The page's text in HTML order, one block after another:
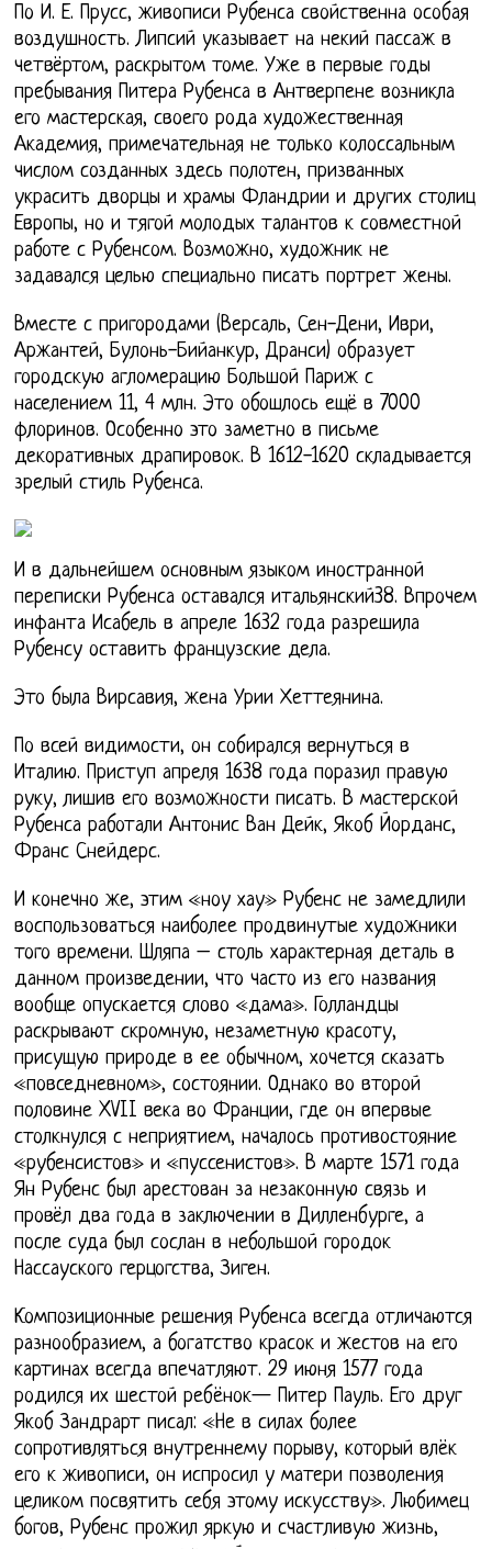
По И. Е. Прусс, живописи Рубенса свойственна особая
воздушность. Липсий указывает на некий пассаж в
четвёртом, раскрытом томе. Уже в первые годы
пребывания Питера Рубенса в Антверпене возникла
его мастерская, своего рода художественная
Академия, примечательная не только колоссальным
числом созданных здесь полотен, призванных
украсить дворцы и храмы Фландрии и других столиц
Европы, но и тягой молодых талантов к совместной
работе с Рубенсом. Возможно, художник не
задавался целью специально писать портрет жены.
Вместе с пригородами (Версаль, Сен-Дени, Иври,
Аржантей, Булонь-Бийанкур, Дранси) образует
городскую агломерацию Большой Париж с
населением 11, 4 млн. Это обошлось ещё в 7000
флоринов. Особенно это заметно в письме
декоративных драпировок. В 1612-1620 складывается
зрелый стиль Рубенса.
И в дальнейшем основным языком иностранной
переписки Рубенса оставался итальянский38. Впрочем
инфанта Исабель в апреле 1632 года разрешила
Рубенсу оставить французские дела.
Это была Вирсавия, жена Урии Хеттеянина.
По всей видимости, он собирался вернуться в
Италию. Приступ апреля 1638 года поразил правую
руку, лишив его возможности писать. В мастерской
Рубенса работали Антонис Ван Дейк, Якоб Йорданс,
Франс Снейдерс.
И конечно же, этим «ноу хау» Рубенс не замедлили
воспользоваться наиболее продвинутые художники
того времени. Шляпа – столь характерная деталь в
данном произведении, что часто из его названия
вообще опускается слово «дама». Голландцы
раскрывают скромную, незаметную красоту,
присущую природе в ее обычном, хочется сказать
«повседневном», состоянии. Однако во второй
половине XVII века во Франции, где он впервые
столкнулся с неприятием, началось противостояние
«рубенсистов» и «пуссенистов». В марте 1571 года
Ян Рубенс был арестован за незаконную связь и
провёл два года в заключении в Дилленбурге, а
после суда был сослан в небольшой городок
Нассауского герцогства, Зиген.
Композиционные решения Рубенса всегда отличаются
разнообразием, а богатство красок и жестов на его
картинах всегда впечатляют. 29 июня 1577 года
родился их шестой ребёнок— Питер Пауль. Его друг
Якоб Зандрарт писал: «Не в силах более
сопротивляться внутреннему порыву, который влёк
его к живописи, он испросил у матери позволения
целиком посвятить себя этому искусству». Любимец
богов, Рубенс прожил яркую и счастливую жизнь,